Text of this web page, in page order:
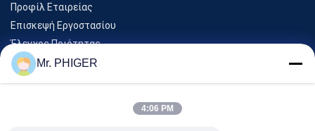
Προφίλ Εταιρείας
Επισκεψή Εργοστασίου
Έλεγχος Ποιότητας
SitemapMr. PHIGER
4:06 PM